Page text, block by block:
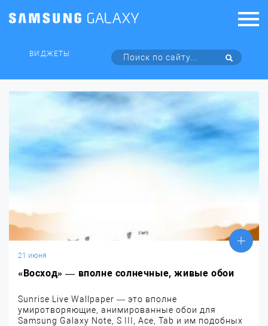
ВИДЖЕТЫ
21 июня
«Восход» — вполне солнечные, живые обои
Sunrise Live Wallpaper — это вполне
умиротворяющие, анимированные обои для
Samsung Galaxy Note, S III, Ace, Tab и им подобных